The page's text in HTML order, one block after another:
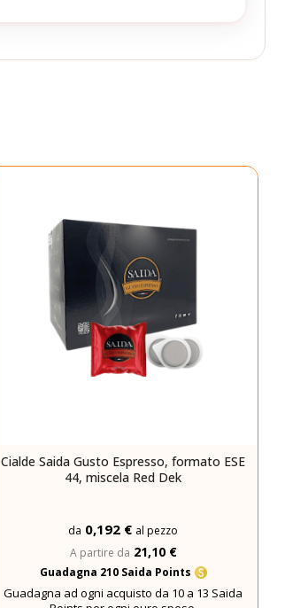
Cialde Saida Gusto Espresso, formato ESE
44, miscela Red Dek
da 0,192 € al pezzo
A partire da 21,10 €
Guadagna 210 Saida Points
Guadagna ad ogni acquisto da 10 a 13 Saida